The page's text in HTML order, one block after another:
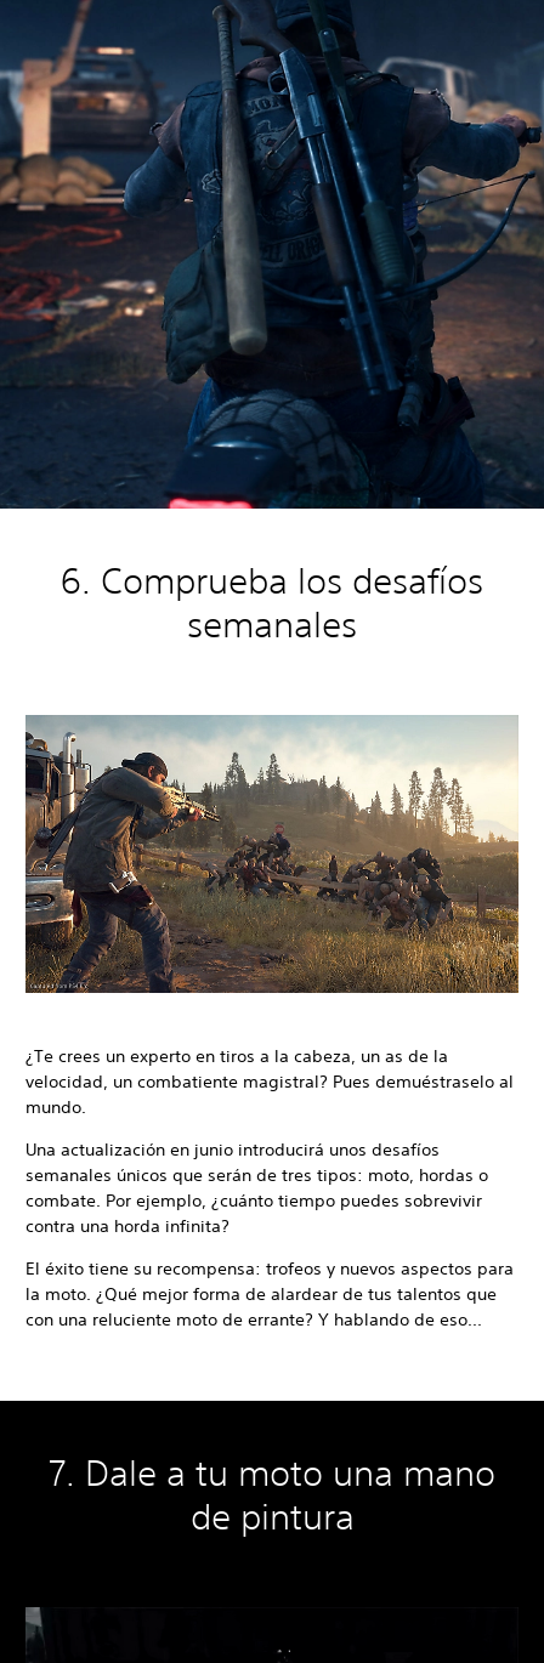
6. Comprueba los desafíos
semanales
¿Te crees un experto en tiros a la cabeza, un as de la
velocidad, un combatiente magistral? Pues demuéstraselo al
mundo.
Una actualización en junio introducirá unos desafíos
semanales únicos que serán de tres tipos: moto, hordas o
combate. Por ejemplo, ¿cuánto tiempo puedes sobrevivir
contra una horda infinita?
El éxito tiene su recompensa: trofeos y nuevos aspectos para
la moto. ¿Qué mejor forma de alardear de tus talentos que
con una reluciente moto de errante? Y hablando de eso...
7. Dale a tu moto una mano
de pintura